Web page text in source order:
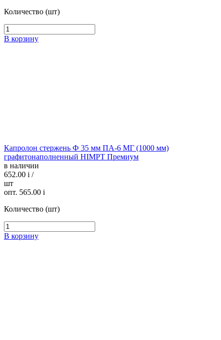
Количество (шт)
В корзину
Капролон стержень Ф 35 мм ПА-6 МГ (1000 мм)
графитонаполненный HIMPT Премиум
в наличии
652.00 i /
шт
опт. 565.00 i
Количество (шт)
В корзину